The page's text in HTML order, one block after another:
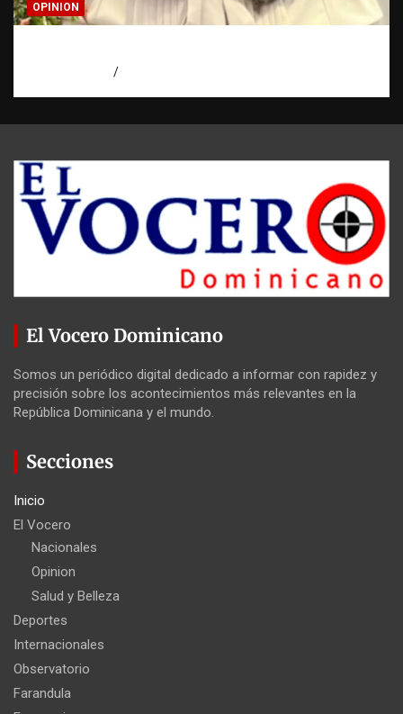
OPINION
El Vocero Dominicano
Somos un periódico digital dedicado a informar con rapidez y
precisión sobre los acontecimientos más relevantes en la
República Dominicana y el mundo.
Secciones
Inicio
El Vocero
Nacionales
Opinion
Salud y Belleza
Deportes
Internacionales
Observatorio
Farandula